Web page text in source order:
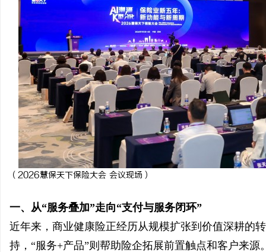
（2026慧保天下保险大会 会议现场）
一、从“服务叠加”走向“支付与服务闭环”
近年来，商业健康险正经历从规模扩张到价值深耕的
持，“服务+产品”则帮助险企拓展前置触点和客户来
康餐饮之道